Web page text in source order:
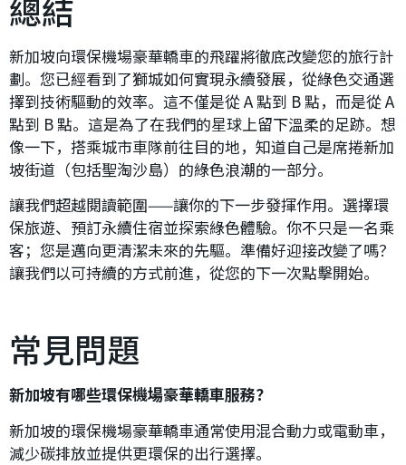
總結
新加坡向環保機場豪華轎車的飛躍將徹底改變您的旅行計
劃。您已經看到了獅城如何實現永續發展，從綠色交通選
擇到技術驅動的效率。這不僅是從 A 點到 B 點，而是從 A
點到 B 點。這是為了在我們的星球上留下溫柔的足跡。想
像一下，搭乘城市車隊前往目的地，知道自己是席捲新加
坡街道（包括聖淘沙島）的綠色浪潮的一部分。
讓我們超越閱讀範圍——讓你的下一步發揮作用。選擇環
保旅遊、預訂永續住宿並探索綠色體驗。你不只是一名乘
客；您是邁向更清潔未來的先驅。準備好迎接改變了嗎？
讓我們以可持續的方式前進，從您的下一次點擊開始。
常見問題
新加坡有哪些環保機場豪華轎車服務？
新加坡的環保機場豪華轎車通常使用混合動力或電動車，
減少碳排放並提供更環保的出行選擇。